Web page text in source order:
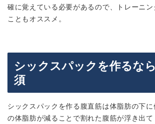
確に覚えている必要があるので、トレーニン
こともオススメ。
シックスパックを作るな
須
シックスパックを作る腹直筋は体脂肪の下に
の体脂肪が減ることで割れた腹筋が浮き出て